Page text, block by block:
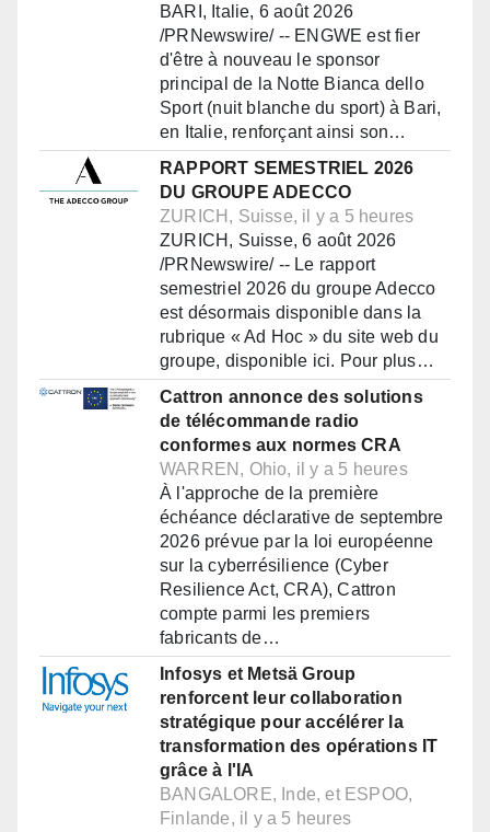
BARI, Italie, 6 août 2026
/PRNewswire/ -- ENGWE est fier
d'être à nouveau le sponsor
principal de la Notte Bianca dello
Sport (nuit blanche du sport) à Bari,
en Italie, renforçant ainsi son…
RAPPORT SEMESTRIEL 2026
DU GROUPE ADECCO
ZURICH, Suisse, il y a 5 heures
ZURICH, Suisse, 6 août 2026
/PRNewswire/ -- Le rapport
semestriel 2026 du groupe Adecco
est désormais disponible dans la
rubrique « Ad Hoc » du site web du
groupe, disponible ici. Pour plus…
Cattron annonce des solutions
de télécommande radio
conformes aux normes CRA
WARREN, Ohio, il y a 5 heures
À l'approche de la première
échéance déclarative de septembre
2026 prévue par la loi européenne
sur la cyberrésilience (Cyber
Resilience Act, CRA), Cattron
compte parmi les premiers
fabricants de…
Infosys et Metsä Group
renforcent leur collaboration
stratégique pour accélérer la
transformation des opérations IT
grâce à l'IA
BANGALORE, Inde, et ESPOO,
Finlande, il y a 5 heures